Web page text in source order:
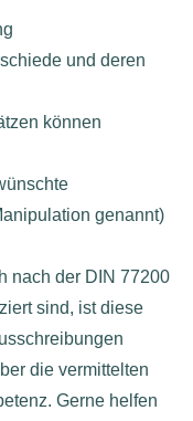
und deren
können
genannt)
nach der DIN 77200
sind, ist diese
die vermittelten
Gerne helfen